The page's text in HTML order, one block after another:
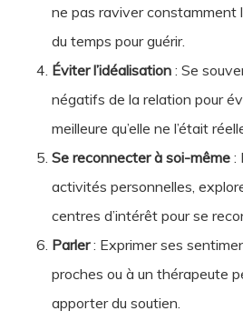
ne pas raviver constamment
du temps pour guérir.
Éviter l’idéalisation: Se
négatifs de la relation pour
meilleure qu’elle ne l’était
Se reconnecter à soi-même:
activités personnelles,
centres d’intérêt pour se
Parler: Exprimer ses
proches ou à un thérapeute
apporter du soutien.